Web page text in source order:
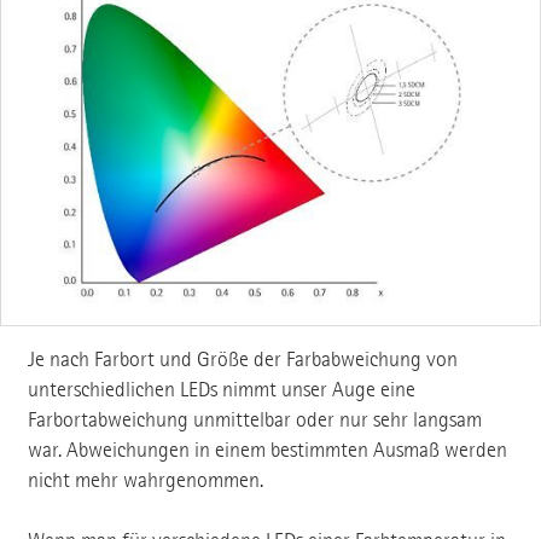
Je nach Farbort und Größe der Farbabweichung von
unterschiedlichen LEDs nimmt unser Auge eine
Farbortabweichung unmittelbar oder nur sehr langsam
war. Abweichungen in einem bestimmten Ausmaß werden
nicht mehr wahrgenommen.